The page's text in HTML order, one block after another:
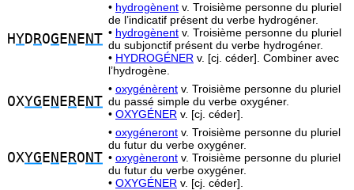
HYD ROG E N E NT
• hydrogènent v. Troisième personne du pluriel
de l’indicatif présent du verbe hydrogéner.
• hydrogènent v. Troisième personne du pluriel
du subjonctif présent du verbe hydrogéner.
• HYDROGÉNER v. [cj. céder]. Combiner avec
l’hydrogène.
OXYG E N E RE NT
• oxygénèrent v. Troisième personne du pluriel
du passé simple du verbe oxygéner.
• OXYGÉNER v. [cj. céder].
OXYG E N E RO NT
• oxygéneront v. Troisième personne du pluriel
du futur du verbe oxygéner.
• oxygèneront v. Troisième personne du pluriel
du futur du verbe oxygéner.
• OXYGÉNER v. [cj. céder].